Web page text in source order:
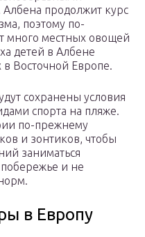
продолжит курс
поэтому по-
много местных овощей
детей в Албене
Восточной Европе.
сохранены условия
спорта на пляже.
по-прежнему
и зонтиков, чтобы
заниматься
и не
в Европу